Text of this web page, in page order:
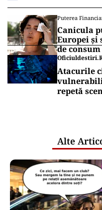
Puterea
Canicula
Europei și
de consum
Atacurile
repetă
Alte